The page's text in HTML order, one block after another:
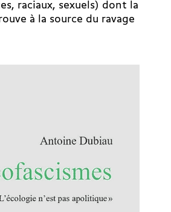
raciaux, sexuels) dont la
à la source du ravage